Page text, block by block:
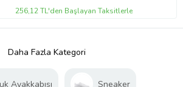
256,12 TL'den Başlayan Taksitlerle
Daha Fazla Kategori
Ayakkabısı Sneaker